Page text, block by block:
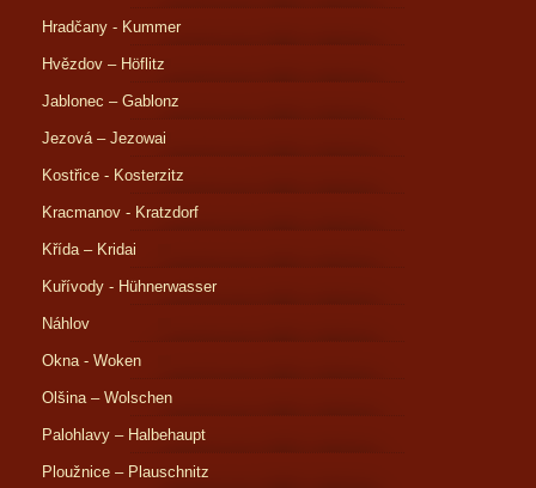
Hradčany - Kummer
Hvězdov – Höflitz
Jablonec – Gablonz
Jezová – Jezowai
Kostřice - Kosterzitz
Kracmanov - Kratzdorf
Křída – Kridai
Kuřívody - Hühnerwasser
Náhlov
Okna - Woken
Olšina – Wolschen
Palohlavy – Halbehaupt
Ploužnice – Plauschnitz